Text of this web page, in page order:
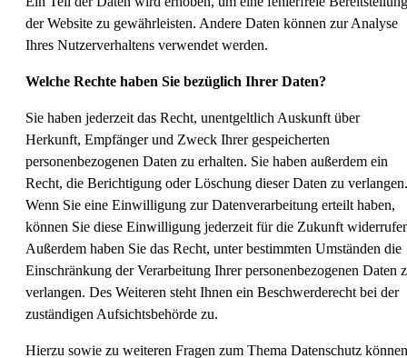
der Website zu gewährleisten. Andere Daten können zur Analyse
Ihres Nutzerverhaltens verwendet werden.
Welche Rechte haben Sie bezüglich Ihrer Daten?
Sie haben jederzeit das Recht, unentgeltlich Auskunft über
Herkunft, Empfänger und Zweck Ihrer gespeicherten
personenbezogenen Daten zu erhalten. Sie haben außerdem ein
Recht, die Berichtigung oder Löschung dieser Daten zu verlangen.
Wenn Sie eine Einwilligung zur Datenverarbeitung erteilt haben,
können Sie diese Einwilligung jederzeit für die Zukunft
Außerdem haben Sie das Recht, unter bestimmten Umständen die
Einschränkung der Verarbeitung Ihrer personenbezogenen Daten
verlangen. Des Weiteren steht Ihnen ein Beschwerderecht bei der
zuständigen Aufsichtsbehörde zu.
Hierzu sowie zu weiteren Fragen zum Thema Datenschutz können